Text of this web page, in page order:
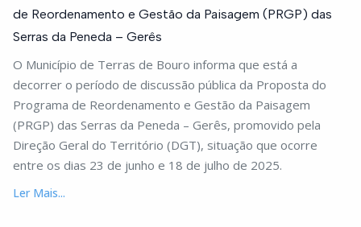
de Reordenamento e Gestão da Paisagem (PRGP) das
Serras da Peneda – Gerês
O Município de Terras de Bouro informa que está a
decorrer o período de discussão pública da Proposta do
Programa de Reordenamento e Gestão da Paisagem
(PRGP) das Serras da Peneda – Gerês, promovido pela
Direção Geral do Território (DGT), situação que ocorre
entre os dias 23 de junho e 18 de julho de 2025.
Ler Mais...